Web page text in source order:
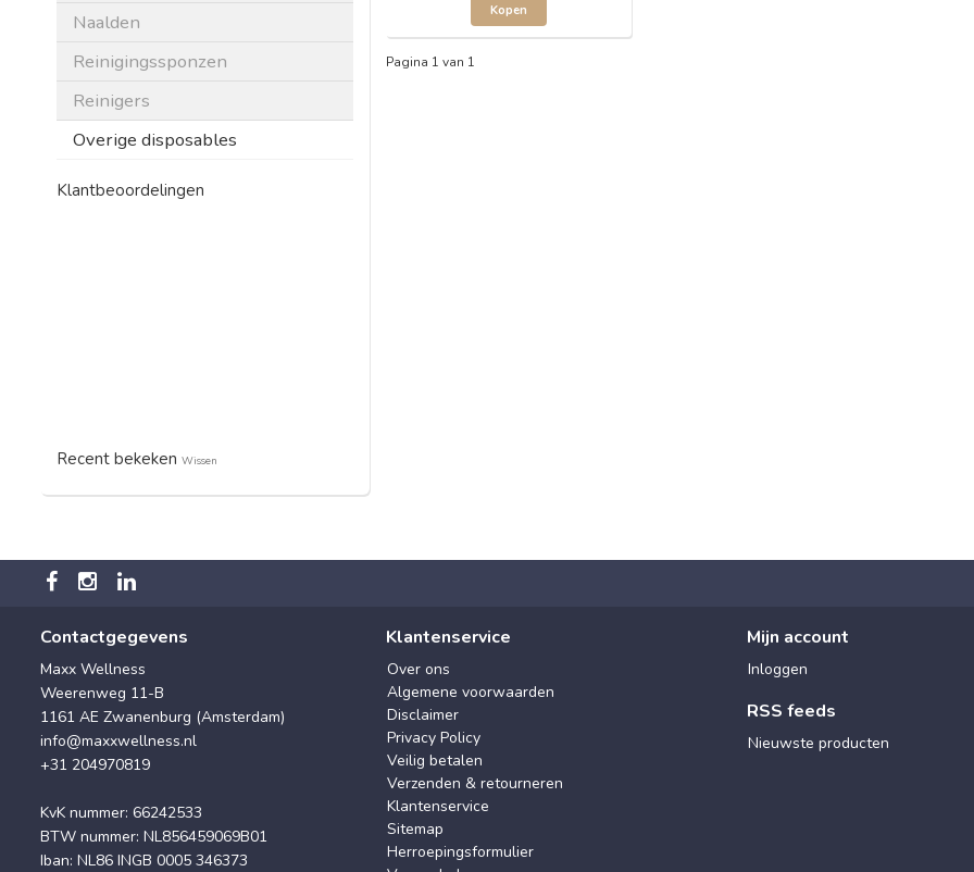
Naalden
Reinigingssponzen
Reinigers
Overige disposables
Klantbeoordelingen
Recent bekeken Wissen
Kopen
Pagina 1 van 1
Contactgegevens
Maxx Wellness
Weerenweg 11-B
1161 AE Zwanenburg (Amsterdam)
info@maxxwellness.nl
+31 204970819
KvK nummer: 66242533
BTW nummer: NL856459069B01
Iban: NL86 INGB 0005 346373
Klantenservice
Over ons
Algemene voorwaarden
Disclaimer
Privacy Policy
Veilig betalen
Verzenden & retourneren
Klantenservice
Sitemap
Herroepingsformulier
Mijn account
Inloggen
RSS feeds
Nieuwste producten